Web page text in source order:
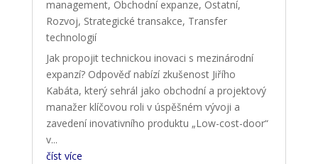
management, Obchodní expanze, Ostatní,
Rozvoj, Strategické transakce, Transfer
technologií
Jak propojit technickou inovaci s mezinárodní
expanzí? Odpověď nabízí zkušenost Jiřího
Kabáta, který sehrál jako obchodní a projektový
manažer klíčovou roli v úspěšném vývoji a
zavedení inovativního produktu „Low-cost-door“
v...
číst více